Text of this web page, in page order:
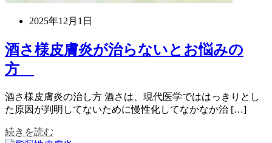
2025年12月1日
酒さ様皮膚炎が治らないとお悩みの
方
酒さ様皮膚炎の治し方 酒さは、現代医学でははっきりとし
た原因が判明してないために慢性化してなかなか治 […]
続きを読む